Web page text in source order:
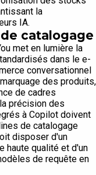
la
IA.
catalogage
met en lumière la
dans le e-
conversationnel
des produits,
de cadres
précision des
à Copilot doivent
de catalogage
disposer d'un
haute qualité et d'un
de requête en